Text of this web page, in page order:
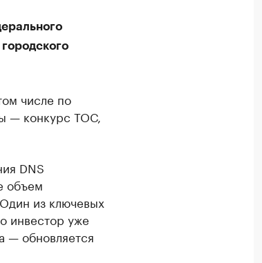
числе по
— конкурс ТОС,
DNS
объем
из ключевых
инвестор уже
— обновляется